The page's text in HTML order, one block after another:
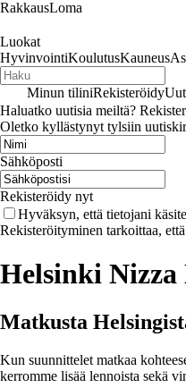
RakkausLoma
Luokat
HyvinvointiKoulutusKauneus
Minun tiliniRekisteröidy
Haluatko uutisia meiltä?
Oletko kyllästynyt tylsiin
Sähköposti
Rekisteröidy nyt
Hyväksyn, että tietojani
Rekisteröityminen tarkoittaa,
Helsinki Nizza
Matkusta
Kun suunnittelet matkaa
kerromme lisää lennoista sekä